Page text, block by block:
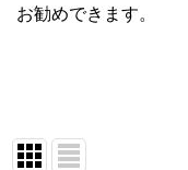
お勧めできます。